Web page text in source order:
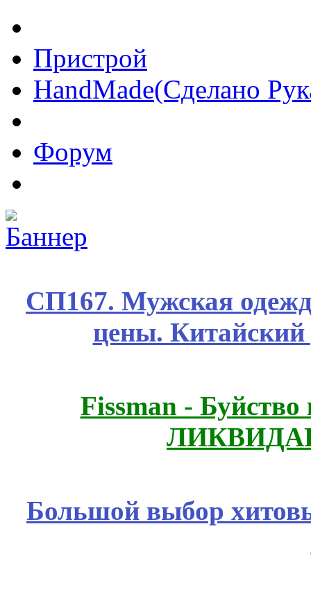
Пристрой
HandMade(Сделано
Форум
СП167. Мужская
цены.
Fissmаn -
Большой выбор